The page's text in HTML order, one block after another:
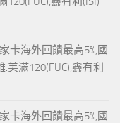
卡海外回饋最高5%,國
滿120(FUC),鑫有利
卡海外回饋最高5%,國